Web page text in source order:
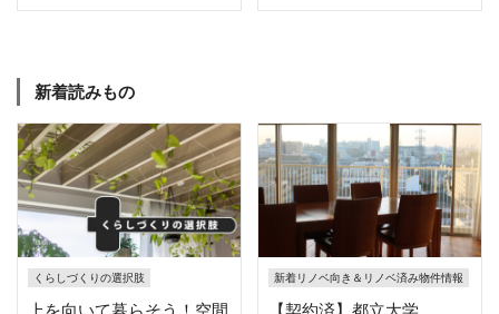
新着読みもの
くらしづくりの選択肢
上を向いて暮らそう！空間
新着リノベ向き＆リノベ済み物件情報
【契約済】都立大学